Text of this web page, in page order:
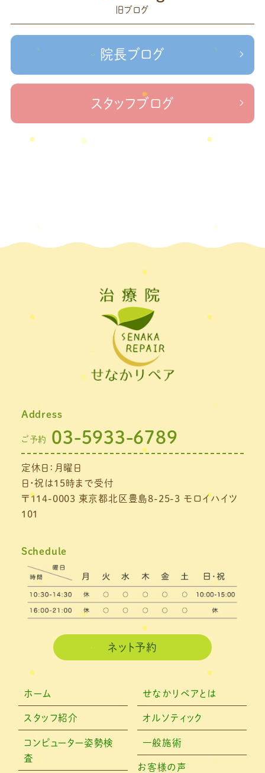
ケガの対処法
＃治療院せなかリペア＃ねこぜを整える＃寒暖
＃治療院せなかリペア＃ねこぜを整える
なかリペア＃ねこぜを整える＃足の歪み＃足のトラブル
かリペア＃低体温と免疫の関係性＃新型コロナウイルスに負けない身体作り
療院，＃せなかリペア，＃新型コロナウイルス，＃次亜塩素酸水，＃空間除菌，＃アクリ
旧ブログ
院長ブログ
スタッフブログ
Address
ご予約 03-5933-6789
定休日：月曜日
日・祝は15時まで受付
〒114-0003 東京都北区豊島8-25-3 モロイハイツ
101
Schedule
ネット予約
ホーム せなかリペアとは
スタッフ紹介 オルソティック
コンピューター姿勢検
査
一般施術
お客様の声